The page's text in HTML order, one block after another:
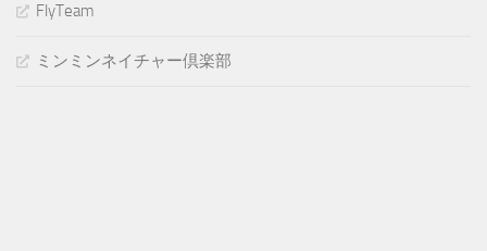
FlyTeam
ミンミンネイチャー倶楽部